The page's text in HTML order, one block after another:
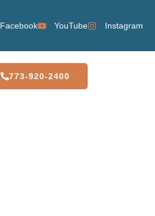
Facebook YouTube Instagram
773-920-2400